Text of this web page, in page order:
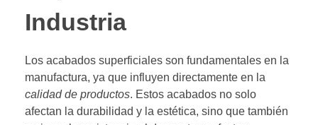
Industria
Los acabados superficiales son fundamentales en la
manufactura, ya que influyen directamente en la
calidad de productos. Estos acabados no solo
afectan la durabilidad y la estética, sino que también